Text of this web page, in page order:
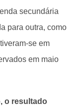
secundária
para outra, como
se em
em maio
o resultado